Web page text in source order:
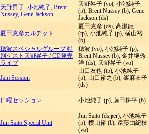
天野昇子, 小池純子, Brent
Nussey, Gene Jackson
天野昇子 (vo), 小池純子
(p), Brent Nussey (b), Gene
Jackson (ds)
夏田克彦カルテット
夏田克彦 (ds), 高瀬龍一
(tp), 小池純子 (p), 横山裕
(b)
穂波スペシャルグループ 特
別ゲスト天野昇子 /CD発売
ライブ
穂波 (vo), 小池純子 (p),
Brent Nussey (b), 金井塚秀
洋 (ds), 天野昇子 (vo)
Jam Session
山口友也 (tp), 小池純子
(p), 山口裕之 (b), 峯麻衣子
(ds)
日曜セッション 小池純子 (p), 藤田耕平 (b)
Jun Saito Special Unit
Jun Saito (ds,per), 小池純子
(p), 横山裕 (b), 遠藤由紀枝
(vo)